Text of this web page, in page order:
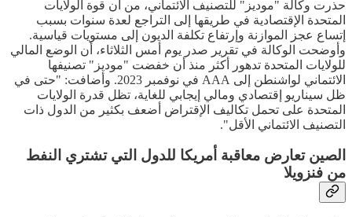
حذرت وكالة "موديز" للتصنيف الائتماني، من أن قوة الولايات
المتحدة الإقتصادية في طريقها إلى التراجع لعدة سنوات بسبب
إتساع عجز الموازنة وإرتفاع تكلفة الديون إلى مستويات قياسية.
وأوضحت الوكالة في تقرير صدر يوم أمس الثلاثاء، أن الوضع المالي
للولايات المتحدة تدهور أكثر منذ أن خفضت "موديز" تصنيفها
الائتماني لواشنطن إلى AAA في نوفمبر 2023. وأضافت: "حتى في
ظل سيناريو إقتصادي ومالي إيجابي للغاية، تظل قدرة الولايات
المتحدة على تحمل تكاليف الإقتراض أضعف بكثير من الدول ذات
التصنيف الائتماني الأقل".
الصين تعارض معاقبة أمريكا للدول التي تشتري النفط
من فنزويلا